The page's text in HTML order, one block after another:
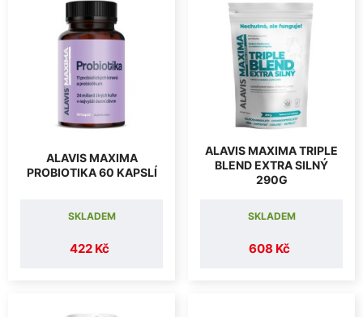
ALAVIS MAXIMA
PROBIOTIKA 60 KAPSLÍ
422 Kč
SKLADEM
ALAVIS MAXIMA TRIPLE
BLEND EXTRA SILNÝ
290G
608 Kč
SKLADEM